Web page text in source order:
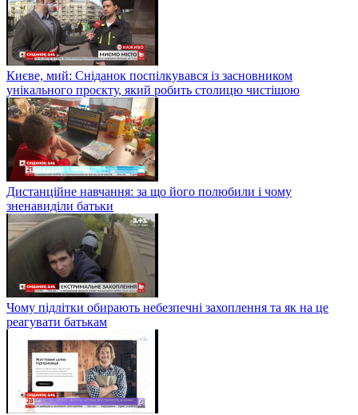
Києве, мий: Сніданок поспілкувався із засновником
унікального проєкту, який робить столицю чистішою
Дистанційне навчання: за що його полюбили і чому
зненавиділи батьки
Чому підлітки обирають небезпечні захоплення та як на це
реагувати батькам